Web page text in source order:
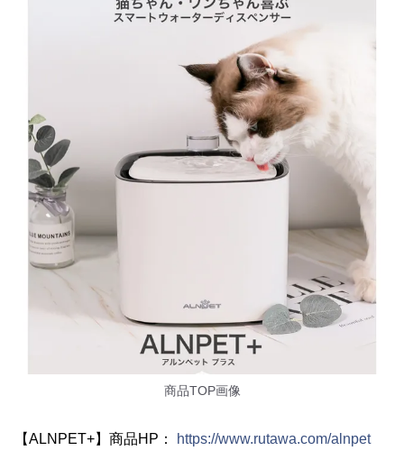
商品TOP画像
【ALNPET+】商品HP： https://www.rutawa.com/alnpet